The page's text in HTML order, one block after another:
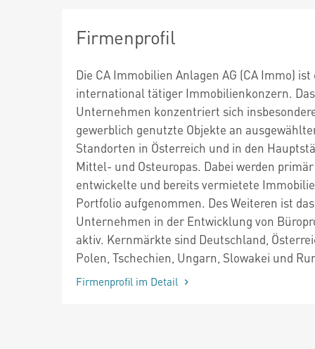
Firmenprofil
Die CA Immobilien Anlagen AG (CA Immo) ist
international tätiger Immobilienkonzern. Das
Unternehmen konzentriert sich
gewerblich genutzte Objekte an
Standorten in Österreich und in den
Mittel- und Osteuropas. Dabei werden
entwickelte und bereits vermietete
Portfolio aufgenommen. Des Weiteren ist das
Unternehmen in der Entwicklung von
aktiv. Kernmärkte sind Deutschland,
Polen, Tschechien, Ungarn, Slowakei und
Firmenprofil im Detail